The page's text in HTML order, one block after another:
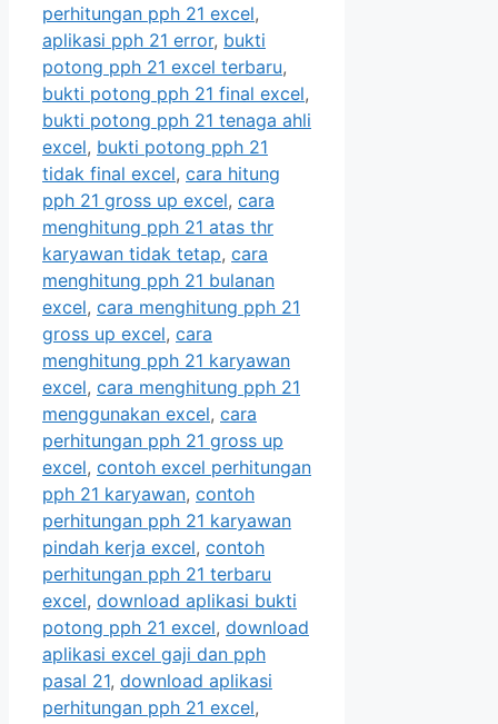
perhitungan pph 21 excel,
aplikasi pph 21 error, bukti
potong pph 21 excel terbaru,
bukti potong pph 21 final excel,
bukti potong pph 21 tenaga ahli
excel, bukti potong pph 21
tidak final excel, cara hitung
pph 21 gross up excel, cara
menghitung pph 21 atas thr
karyawan tidak tetap, cara
menghitung pph 21 bulanan
excel, cara menghitung pph 21
gross up excel, cara
menghitung pph 21 karyawan
excel, cara menghitung pph 21
menggunakan excel, cara
perhitungan pph 21 gross up
excel, contoh excel perhitungan
pph 21 karyawan, contoh
perhitungan pph 21 karyawan
pindah kerja excel, contoh
perhitungan pph 21 terbaru
excel, download aplikasi bukti
potong pph 21 excel, download
aplikasi excel gaji dan pph
pasal 21, download aplikasi
perhitungan pph 21 excel,